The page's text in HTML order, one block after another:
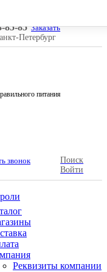
85-85 Заказать
Петербург
питания
звонок
Поиск
Войти
Реквизиты компании